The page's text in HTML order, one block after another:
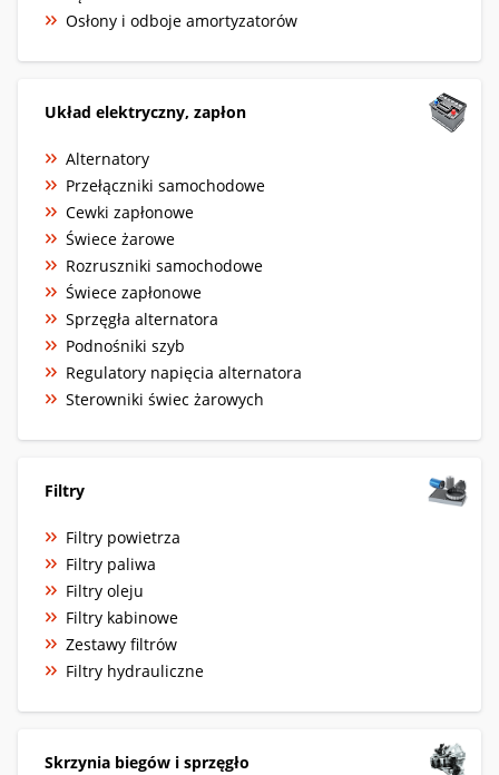
Osłony i odboje amortyzatorów
Układ elektryczny, zapłon
Alternatory
Przełączniki samochodowe
Cewki zapłonowe
Świece żarowe
Rozruszniki samochodowe
Świece zapłonowe
Sprzęgła alternatora
Podnośniki szyb
Regulatory napięcia alternatora
Sterowniki świec żarowych
Filtry
Filtry powietrza
Filtry paliwa
Filtry oleju
Filtry kabinowe
Zestawy filtrów
Filtry hydrauliczne
Skrzynia biegów i sprzęgło